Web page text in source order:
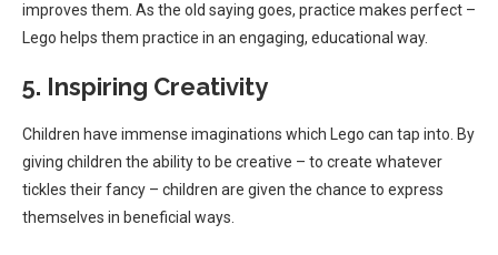
improves them. As the old saying goes, practice makes perfect –
Lego helps them practice in an engaging, educational way.
5. Inspiring Creativity
Children have immense imaginations which Lego can tap into. By
giving children the ability to be creative – to create whatever
tickles their fancy – children are given the chance to express
themselves in beneficial ways.